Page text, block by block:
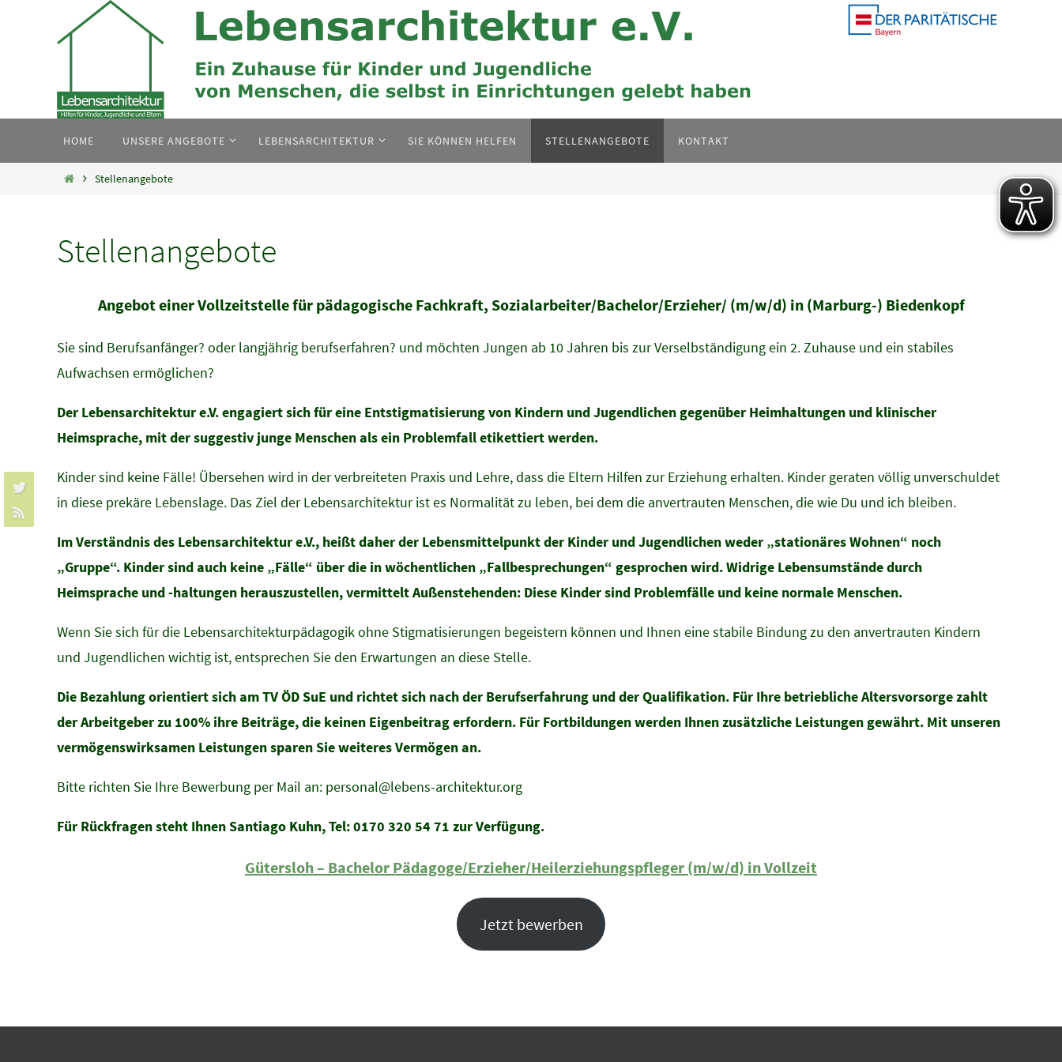
springen
HOME UNSERE ANGEBOTE LEBENSARCHITEKTUR SIE KÖNNEN HELFEN STELLENANGEBOTE KONTAKT
HomeStellenangebote
Stellenangebote
Angebot einer Vollzeitstelle für pädagogische Fachkraft, Sozialarbeiter/Bachelor/Erzieher/ (m/w/d) in (Marburg-) Biedenkopf
Sie sind Berufsanfänger? oder langjährig berufserfahren? und möchten Jungen ab 10 Jahren bis zur Verselbständigung ein 2. Zuhause und ein stabiles
Aufwachsen ermöglichen?
Der Lebensarchitektur e.V. engagiert sich für eine Entstigmatisierung von Kindern und Jugendlichen gegenüber Heimhaltungen und klinischer
Heimsprache, mit der suggestiv junge Menschen als ein Problemfall etikettiert werden.
Kinder sind keine Fälle! Übersehen wird in der verbreiteten Praxis und Lehre, dass die Eltern Hilfen zur Erziehung erhalten. Kinder geraten völlig unverschuldet
in diese prekäre Lebenslage. Das Ziel der Lebensarchitektur ist es Normalität zu leben, bei dem die anvertrauten Menschen, die wie Du und ich bleiben.
Im Verständnis des Lebensarchitektur e.V., heißt daher der Lebensmittelpunkt der Kinder und Jugendlichen weder „stationäres Wohnen“ noch
„Gruppe“. Kinder sind auch keine „Fälle“ über die in wöchentlichen „Fallbesprechungen“ gesprochen wird. Widrige Lebensumstände durch
Heimsprache und -haltungen herauszustellen, vermittelt Außenstehenden: Diese Kinder sind Problemfälle und keine normale Menschen.
Wenn Sie sich für die Lebensarchitekturpädagogik ohne Stigmatisierungen begeistern können und Ihnen eine stabile Bindung zu den anvertrauten Kindern
und Jugendlichen wichtig ist, entsprechen Sie den Erwartungen an diese Stelle.
Die Bezahlung orientiert sich am TV ÖD SuE und richtet sich nach der Berufserfahrung und der Qualifikation. Für Ihre betriebliche Altersvorsorge zahlt
der Arbeitgeber zu 100% ihre Beiträge, die keinen Eigenbeitrag erfordern. Für Fortbildungen werden Ihnen zusätzliche Leistungen gewährt. Mit unseren
vermögenswirksamen Leistungensparen Sie weiteres Vermögen an.
Bitte richten Sie Ihre Bewerbung per Mail an: personal@lebens-architektur.org
Für Rückfragen steht Ihnen Santiago Kuhn, Tel: 0170 320 54 71 zur Verfügung.
Gütersloh – Bachelor Pädagoge/Erzieher/Heilerziehungspfleger (m/w/d) in Vollzeit
Jetzt bewerben